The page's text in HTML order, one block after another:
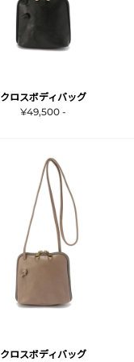
クロスボディバッグ
¥49,500 -
クロスボディバッグ